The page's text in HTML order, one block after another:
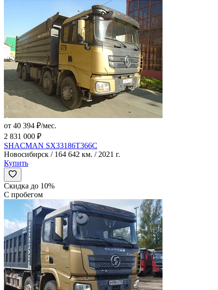
от 40 394 ₽/мес.
2 831 000 ₽
SHACMAN SX33186T366C
Новосибирск / 164 642 км. / 2021 г.
Купить
Скидка до 10%
С пробегом